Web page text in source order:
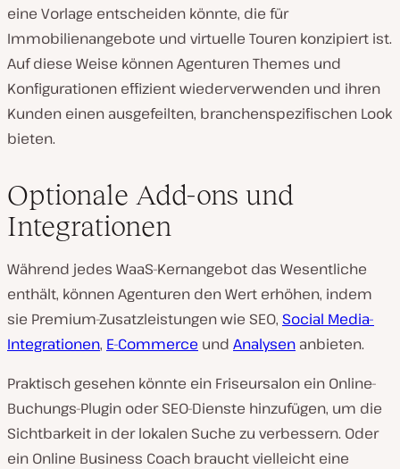
eine Vorlage entscheiden könnte, die für
Immobilienangebote und virtuelle Touren konzipiert ist.
Auf diese Weise können Agenturen Themes und
Konfigurationen effizient wiederverwenden und ihren
Kunden einen ausgefeilten, branchenspezifischen Look
bieten.
Optionale Add-ons und
Integrationen
Während jedes WaaS-Kernangebot das Wesentliche
enthält, können Agenturen den Wert erhöhen, indem
sie Premium-Zusatzleistungen wie SEO, Social Media-
Integrationen, E-Commerce und Analysen anbieten.
Praktisch gesehen könnte ein Friseursalon ein Online-
Buchungs-Plugin oder SEO-Dienste hinzufügen, um die
Sichtbarkeit in der lokalen Suche zu verbessern. Oder
ein Online Business Coach braucht vielleicht eine